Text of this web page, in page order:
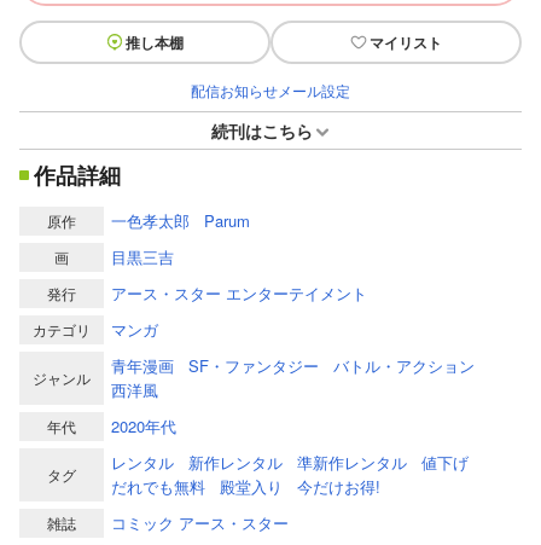
推し本棚 マイリスト
配信お知らせメール設定
続刊はこちら
作品詳細
原作 一色孝太郎 Parum
画 目黒三吉
発行 アース・スター エンターテイメント
カテゴリ マンガ
ジャンル
青年漫画 SF・ファンタジー
バトル・アクション
西洋風
年代 2020年代
タグ
レンタル 新作レンタル 準新作レンタル
値下げ
だれでも無料
殿堂入り 今だけお得!
雑誌 コミック アース・スター